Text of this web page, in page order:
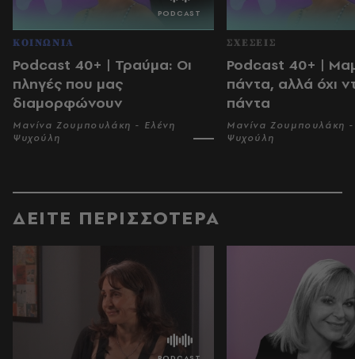
ΚΟΙΝΩΝΙΑ
Podcast 40+ | Τραύμα: Οι
πληγές που μας
διαμορφώνουν
Μανίνα Ζουμπουλάκη - Ελένη
Ψυχούλη
ΣΧΕΣΕΙΣ
Podcast 40+ |
πάντα, αλλά όχι
πάντα
Μανίνα Ζουμπουλάκη
Ψυχούλη
ΔΕΙΤΕ ΠΕΡΙΣΣΟΤΕΡΑ